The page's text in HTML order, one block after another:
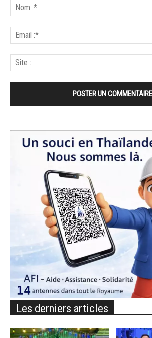
Les derniers articles